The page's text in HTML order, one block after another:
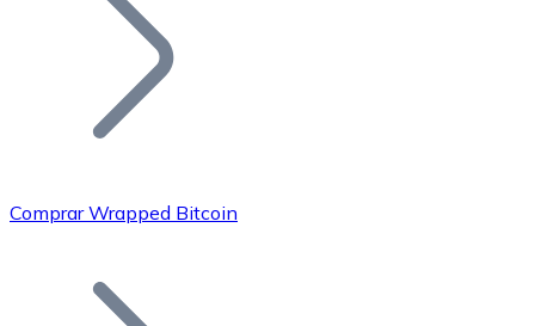
Bitcoin
Comprar Wrapped Bitcoin